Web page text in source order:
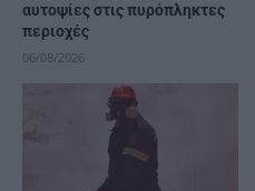
αυτοψίες στις πυρόπληκτες
περιοχές
06/08/2026